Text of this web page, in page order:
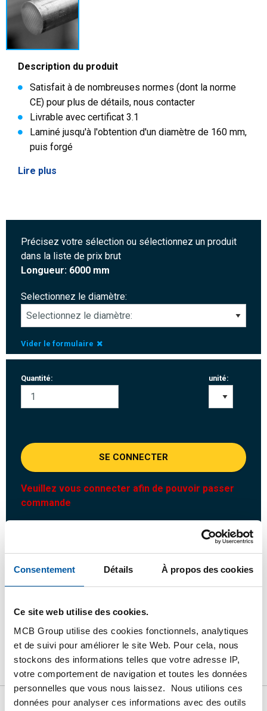
Consentement Détails À propos des cookies
Ce site web utilise des cookies.
MCB Group utilise des cookies fonctionnels, analytiques
et de suivi pour améliorer le site Web. Pour cela, nous
stockons des informations telles que votre adresse IP,
votre comportement de navigation et toutes les données
personnelles que vous nous laissez. Nous utilions ces
données pour analyser ces informations avec des outils
Description du produit
Satisfait à de nombreuses normes (dont la norme
CE) pour plus de détails, nous contacter
Livrable avec certificat 3.1
Laminé jusqu'à l'obtention d'un diamètre de 160 mm,
puis forgé
Lire plus
Précisez votre sélection ou sélectionnez un produit
dans la liste de prix brut
Longueur: 6000 mm
Selectionnez le diamètre:
Vider le formulaire
Quantité: unité:
SE CONNECTER
Veuillez vous connecter afin de pouvoir passer
commande
Commandez avec vos propres numéros d’articles
Suivez votre commande avec Track&Trace
Produit Description du produit Liste de prix brut
Téléchargements Caractéristiques